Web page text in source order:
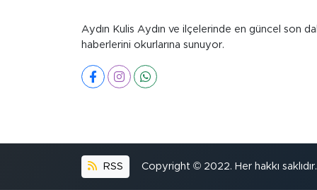
Aydın Kulis Aydın ve ilçelerinde en güncel son
haberlerini okurlarına sunuyor.
RSS Copyright © 2022. Her hakkı saklıdır.